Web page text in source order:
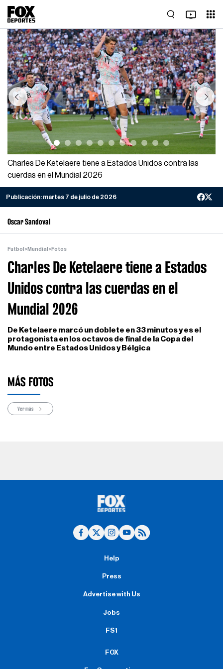
Previous Next
Charles De Ketelaere tiene a Estados Unidos contra las
cuerdas en el Mundial 2026
Publicación: martes 7 de julio de 2026
Oscar Sandoval
Futbol >Mundial >Fotos
Charles De Ketelaere tiene a Estados
Unidos contra las cuerdas en el
Mundial 2026
De Ketelaere marcó un doblete en 33 minutos y es el
protagonista en los octavos de final de la Copa del
Mundo entre Estados Unidos y Bélgica
MÁS FOTOS
Ver más
Help
Press
Advertise with Us
Jobs
FS1
FOX